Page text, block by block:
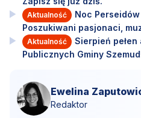
Aktualność
Noc
Poszukiwani pasjonaci,
Aktualność
Sierpień
Publicznych Gminy
Ewelina
Redaktor